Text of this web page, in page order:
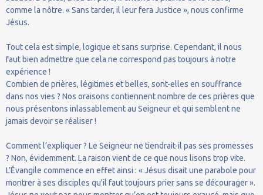
comme la nôtre. « Sans tarder, il leur fera Justice », nous confirme
Jésus.
Tout cela est simple, logique et sans surprise. Cependant, il nous
faut bien admettre que cela ne correspond pas toujours à notre
expérience !
Combien de prières, légitimes et belles, sont-elles en souffrance
dans nos vies ? Nos oraisons contiennent nombre de ces prières que
nous présentons inlassablement au Seigneur et qui semblent ne
jamais devoir se réaliser !
Comment l’expliquer ? Le Seigneur ne tiendrait-il pas ses promesses
? Non, évidemment. La raison vient de ce que nous lisons trop vite.
L’Évangile commence en effet ainsi : « Jésus disait une parabole pour
montrer à ses disciples qu'il faut toujours prier sans se décourager ».